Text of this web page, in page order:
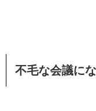
不毛な会議に